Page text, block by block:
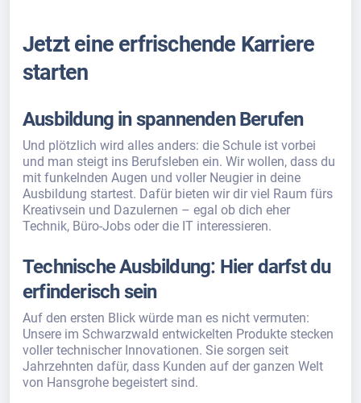
Jetzt eine erfrischende Karriere
starten
Ausbildung in spannenden Berufen
Und plötzlich wird alles anders: die Schule ist vorbei
und man steigt ins Berufsleben ein. Wir wollen, dass du
mit funkelnden Augen und voller Neugier in deine
Ausbildung startest. Dafür bieten wir dir viel Raum fürs
Kreativsein und Dazulernen – egal ob dich eher
Technik, Büro-Jobs oder die IT interessieren.
Technische Ausbildung: Hier darfst du
erfinderisch sein
Auf den ersten Blick würde man es nicht vermuten:
Unsere im Schwarzwald entwickelten Produkte stecken
voller technischer Innovationen. Sie sorgen seit
Jahrzehnten dafür, dass Kunden auf der ganzen Welt
von Hansgrohe begeistert sind.